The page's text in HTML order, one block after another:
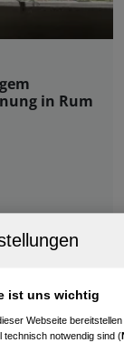
in Rum
ist uns wichtig
Webseite
technisch notwendig sind (